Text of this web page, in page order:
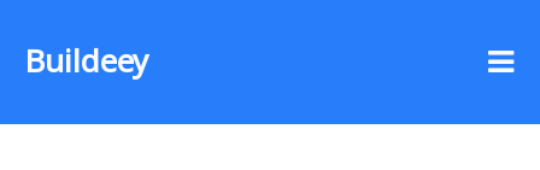
Buildeey